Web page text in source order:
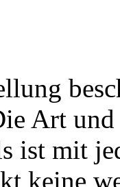
Art und
ist mit
keine